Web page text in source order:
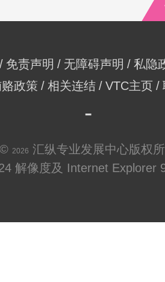
免责声明 无障碍声明
私隐
政策
相关连结 VTC主页
© 2026 汇纵专业发展中心版权
解像度及 Internet Explorer